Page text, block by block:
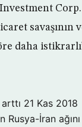
daha
21 Kas 2018
Rusya-İran